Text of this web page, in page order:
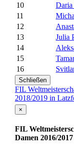
10
11
12
13
Julia
14
15
16
Schließen
FIL
2018/2019 in
×
FIL
Damen 2016/